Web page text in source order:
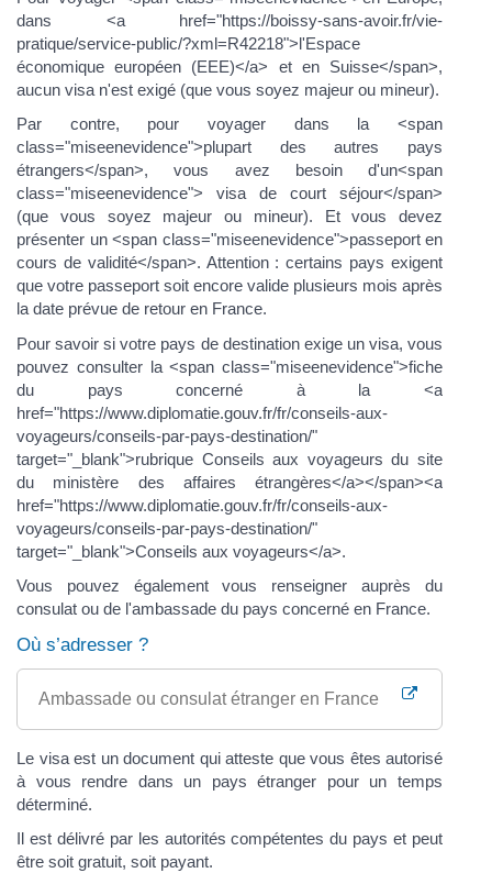
dans <a href="https://boissy-sans-avoir.fr/vie-
pratique/service-public/?xml=R42218">l'Espace
économique européen (EEE)</a> et en Suisse</span>,
aucun visa n'est exigé (que vous soyez majeur ou mineur).
Par contre, pour voyager dans la <span
class="miseenevidence">plupart des autres pays
étrangers</span>, vous avez besoin d'un<span
class="miseenevidence"> visa de court séjour</span>
(que vous soyez majeur ou mineur). Et vous devez
présenter un <span class="miseenevidence">passeport en
cours de validité</span>. Attention : certains pays exigent
que votre passeport soit encore valide plusieurs mois après
la date prévue de retour en France.
Pour savoir si votre pays de destination exige un visa, vous
pouvez consulter la <span class="miseenevidence">fiche
du pays concerné à la <a
href="https://www.diplomatie.gouv.fr/fr/conseils-aux-
voyageurs/conseils-par-pays-destination/"
target="_blank">rubrique Conseils aux voyageurs du site
du ministère des affaires étrangères</a></span><a
href="https://www.diplomatie.gouv.fr/fr/conseils-aux-
voyageurs/conseils-par-pays-destination/"
target="_blank">Conseils aux voyageurs</a>.
Vous pouvez également vous renseigner auprès du
consulat ou de l'ambassade du pays concerné en France.
Où s’adresser ?
Ambassade ou consulat étranger en France
Le visa est un document qui atteste que vous êtes autorisé
à vous rendre dans un pays étranger pour un temps
déterminé.
Il est délivré par les autorités compétentes du pays et peut
être soit gratuit, soit payant.